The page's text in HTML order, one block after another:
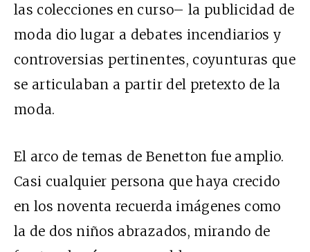
las colecciones en curso– la publicidad de
moda dio lugar a debates incendiarios y
controversias pertinentes, coyunturas que
se articulaban a partir del pretexto de la
moda.
El arco de temas de Benetton fue amplio.
Casi cualquier persona que haya crecido
en los noventa recuerda imágenes como
la de dos niños abrazados, mirando de